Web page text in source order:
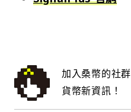
加入桑幣的社
貨幣新資訊！